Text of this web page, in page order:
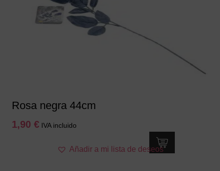
Rosa negra 44cm
1,90 € IVA incluido
Añadir a mi lista de deseos